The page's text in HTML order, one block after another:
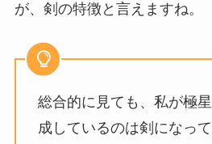
が、剣の特徴と言えますね。
総合的に見ても、私が極
成しているのは剣になって